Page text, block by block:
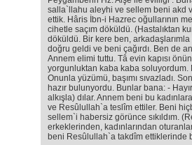
salla`llahu aleyhi ve sellem beni akd
ettik. Hâris İbn-i Hazrec oğullarının
cihetle saçım döküldü. (Hastalıktan
döküldü. Bir kere ben,
doğru geldi ve beni çağırdı. Ben de
Annem elimi tuttu. Tâ evin kapısı
yorgunluktan kaba kaba soluyordum.
Onunla yüzümü, başımı sıvazladı.
hazır bulunyordu. Bunlar bana: -
alkışla) dılar. Annem beni bu
ve Resûlullah`a teslîm ettiler. Beni
sellem`i habersiz görünce sıkıldım.
erkeklerinden, kadınlarından
beni Resûlullah`a takdîm ettiklerinde